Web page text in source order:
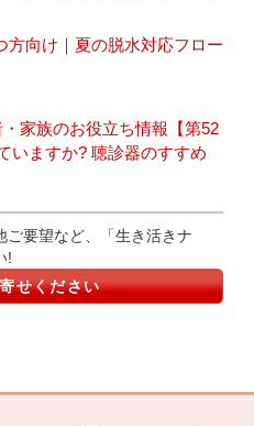
方向け｜夏の脱水対応フロー
家族のお役立ち情報【第52
いますか? 聴診器のすすめ
ご要望など、「生き活きナ
!
せください